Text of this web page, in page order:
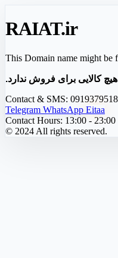
RAIAT.ir
This Domain name might be
کالایی برای فروش ندارد.
Contact & SMS:
Telegram WhatsApp Eitaa
Contact Hours: 13:00 - 23:00
© 2024 All rights reserved.